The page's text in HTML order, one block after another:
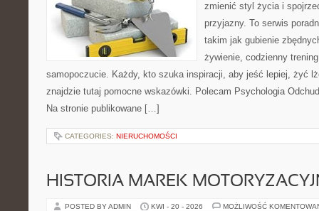
zmienić styl życia i
przyjazny. To serwis
takim jak gubienie
żywienie, codzienny
samopoczucie. Każdy, kto szuka inspiracji, aby jeść lepiej, żyć
znajdzie tutaj pomocne wskazówki. Polecam Psychologia
Na stronie publikowane […]
CATEGORIES: NIERUCHOMOŚCI
HISTORIA MAREK
POSTED BY ADMIN KWI - 20 - 2026 MOŻLIWOŚĆ